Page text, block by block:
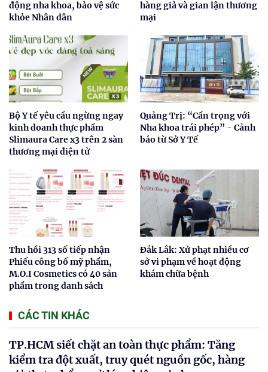
động nha khoa, bảo vệ sức
khỏe Nhân dân
hàng giả và gian lận thương
mại
Bộ Y tế yêu cầu ngừng ngay
kinh doanh thực phẩm
Slimaura Care x3 trên 2 sàn
thương mại điện tử
Quảng Trị: “Cẩn trọng với
Nha khoa trái phép” - Cảnh
báo từ Sở Y Tế
Thu hồi 313 số tiếp nhận
Phiếu công bố mỹ phẩm,
M.O.I Cosmetics có 40 sản
phẩm trong danh sách
Đắk Lắk: Xử phạt nhiều cơ
sở vi phạm về hoạt động
khám chữa bệnh
CÁC TIN KHÁC
TP.HCM siết chặt an toàn thực phẩm: Tăng
kiểm tra đột xuất, truy quét nguồn gốc, hàng